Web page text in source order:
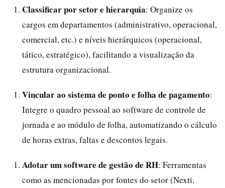
Classificar por setor e hierarquia: Organize os
cargos em departamentos (administrativo, operacional,
comercial, etc.) e níveis hierárquicos (operacional,
tático, estratégico), facilitando a visualização da
estrutura organizacional.
Vincular ao sistema de ponto e folha de pagamento:
Integre o quadro pessoal ao software de controle de
jornada e ao módulo de folha, automatizando o cálculo
de horas extras, faltas e descontos legais.
Adotar um software de gestão de RH: Ferramentas
como as mencionadas por fontes do setor (Nexti,